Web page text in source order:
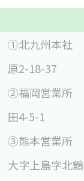
①北九州本社
原2-18-37
②福岡営業所
田4-5-1
③熊本営業所
大字上島字北